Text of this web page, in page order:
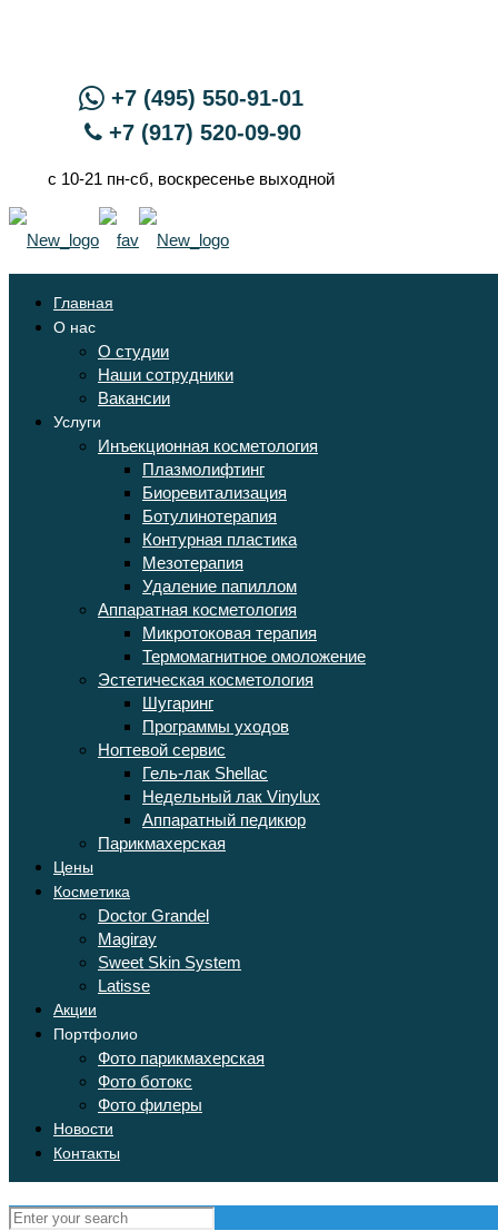
+7 (495) 550-91-01
+7 (917) 520-09-90
с 10-21 пн-сб, воскресенье выходной
Главная
О нас
О студии
Наши сотрудники
Вакансии
Услуги
Инъекционная косметология
Плазмолифтинг
Биоревитализация
Ботулинотерапия
Контурная пластика
Мезотерапия
Удаление папиллом
Аппаратная косметология
Микротоковая терапия
Термомагнитное омоложение
Эстетическая косметология
Шугаринг
Программы уходов
Ногтевой сервис
Гель-лак Shellac
Недельный лак Vinylux
Аппаратный педикюр
Парикмахерская
Цены
Косметика
Doctor Grandel
Magiray
Sweet Skin System
Latisse
Акции
Портфолио
Фото парикмахерская
Фото ботокс
Фото филеры
Новости
Контакты